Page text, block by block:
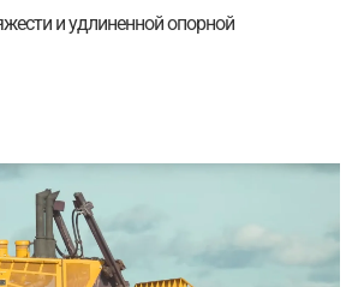
и удлиненной опорной